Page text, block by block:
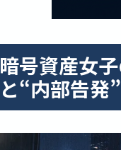
暗号資産女
と“内部告発